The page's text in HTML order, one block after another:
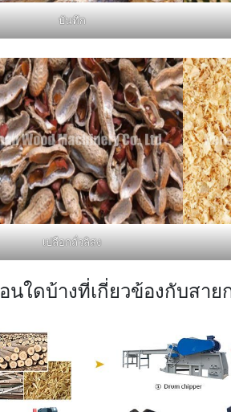
บันทึก
เปลือกถั่วลิสง
นใดบ้างที่เกี่ยวข้องกับสาย